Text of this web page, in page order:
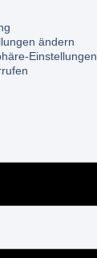
ändern
Einstellungen